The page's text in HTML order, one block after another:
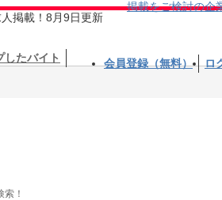
掲載！8月9日更新
掲載をご検討の企
したバイト 会員登録（無料） ロ
！